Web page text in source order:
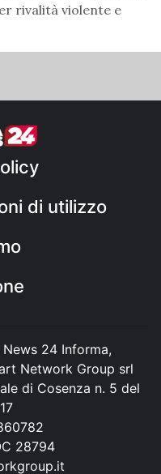
rivalità violente e
di utilizzo
24 Informa,
Network Group srl
di Cosenza n. 5 del
28794